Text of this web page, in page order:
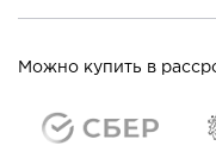
Можно купить в